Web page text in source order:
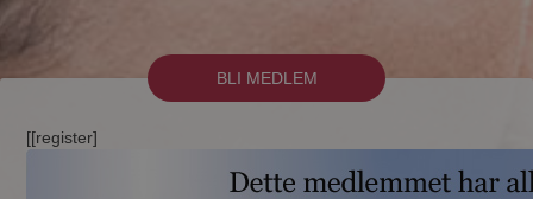
BLI MEDLEM
[[register]